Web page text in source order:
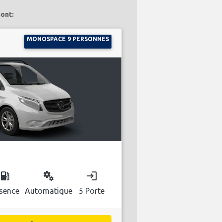
MONOSPACE 9 PERSONNES
miscellaneous_services
Automatique
login
5 Porte